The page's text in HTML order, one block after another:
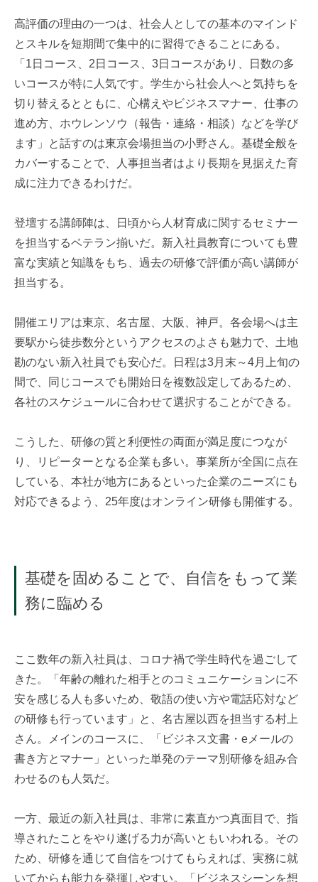
高評価の理由の一つは、社会人としての基本のマインド
とスキルを短期間で集中的に習得できることにある。
「1日コース、2日コース、3日コースがあり、日数の多
いコースが特に人気です。学生から社会人へと気持ちを
切り替えるとともに、心構えやビジネスマナー、仕事の
進め方、ホウレンソウ（報告・連絡・相談）などを学び
ます」と話すのは東京会場担当の小野さん。基礎全般を
カバーすることで、人事担当者はより長期を見据えた育
成に注力できるわけだ。
登壇する講師陣は、日頃から人材育成に関するセミナー
を担当するベテラン揃いだ。新入社員教育についても豊
富な実績と知識をもち、過去の研修で評価が高い講師が
担当する。
開催エリアは東京、名古屋、大阪、神戸。各会場へは主
要駅から徒歩数分というアクセスのよさも魅力で、土地
勘のない新入社員でも安心だ。日程は3月末～4月上旬の
間で、同じコースでも開始日を複数設定してあるため、
各社のスケジュールに合わせて選択することができる。
こうした、研修の質と利便性の両面が満足度につなが
り、リピーターとなる企業も多い。事業所が全国に点在
している、本社が地方にあるといった企業のニーズにも
対応できるよう、25年度はオンライン研修も開催する。
基礎を固めることで、
自信をもって業
務に臨める
ここ数年の新入社員は、コロナ禍で学生時代を過ごして
きた。「年齢の離れた相手とのコミュニケーションに不
安を感じる人も多いため、敬語の使い方や電話応対など
の研修も行っています」と、名古屋以西を担当する村上
さん。メインのコースに、「ビジネス文書・eメールの
書き方とマナー」といった単発のテーマ別研修を組み合
わせるのも人気だ。
一方、最近の新入社員は、非常に素直かつ真面目で、指
導されたことをやり遂げる力が高いともいわれる。その
ため、研修を通じて自信をつけてもらえれば、実務に就
いてからも能力を発揮しやすい。「ビジネスシーンを想